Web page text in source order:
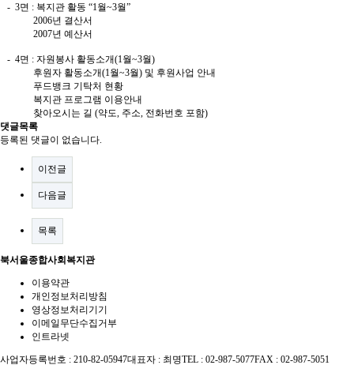
- 3면 : 복지관 활동 “1월~3월”
2006년 결산서
2007년 예산서
- 4면 : 자원봉사 활동소개(1월~3월)
후원자 활동소개(1월~3월) 및 후원사업 안내
푸드뱅크 기탁처 현황
복지관 프로그램 이용안내
찾아오시는 길 (약도, 주소, 전화번호 포함)
댓글목록
등록된 댓글이 없습니다.
이전글
다음글
목록
북서울종합사회복지관
이용약관
개인정보처리방침
영상정보처리기기
이메일무단수집거부
인트라넷
사업자등록번호 : 210-82-05947대표자 : 최명TEL : 02-987-5077FAX : 02-987-5051